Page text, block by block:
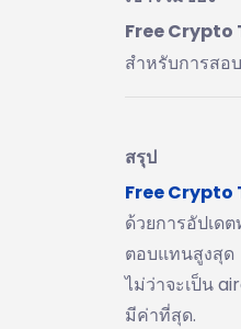
Free
สำหรับการส
สรุป
Free
ด้วยการอัปเด
ตอบแทนสูงสุด
ไม่ว่าจะเป็น
มีค่าที่สุด.